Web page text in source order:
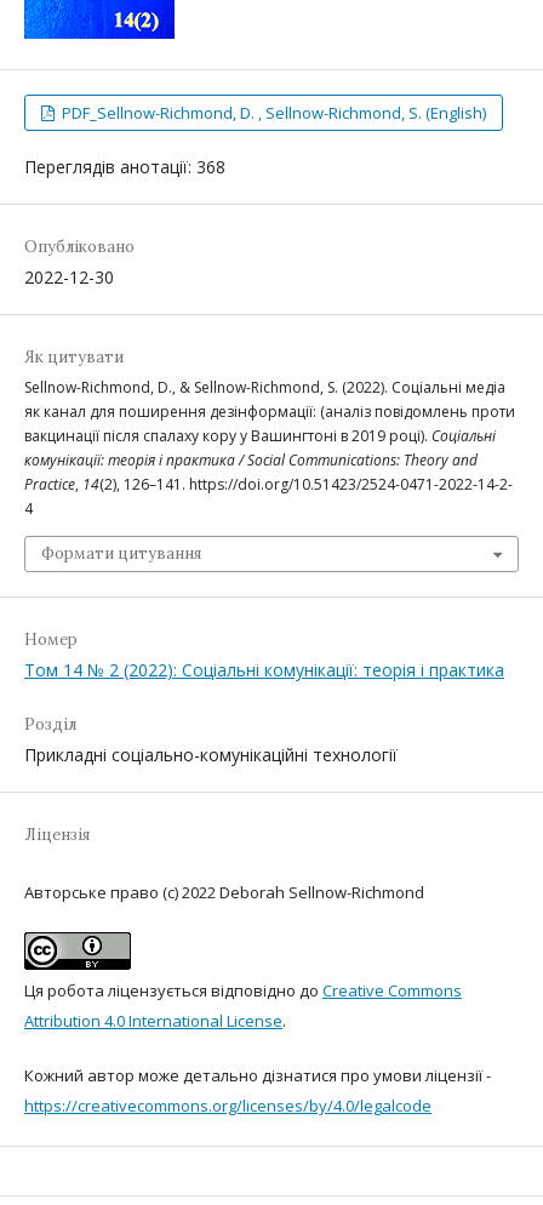
PDF_Sellnow-Richmond, D. , Sellnow-Richmond, S. (English)
Переглядів анотації: 368
Опубліковано
2022-12-30
Як цитувати
Sellnow-Richmond, D., & Sellnow-Richmond, S. (2022). Соціальні медіа
як канал для поширення дезінформації: (аналіз повідомлень проти
вакцинації після спалаху кору у Вашингтоні в 2019 році). Соціальні
комунікації: теорія і практика / Social Communications: Theory and
Practice, 14(2), 126–141. https://doi.org/10.51423/2524-0471-2022-14-2-
4
Формати цитування
Номер
Том 14 № 2 (2022): Соціальні комунікації: теорія і практика
Розділ
Прикладні соціально-комунікаційні технології
Ліцензія
Авторське право (c) 2022 Deborah Sellnow-Richmond
Ця робота ліцензується відповідно до Creative Commons
Attribution 4.0 International License.
Кожний автор може детально дізнатися про умови ліцензії -
https://creativecommons.org/licenses/by/4.0/legalcode